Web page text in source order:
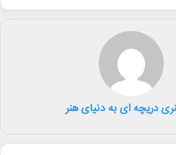
همچنین، نمایش «حرمان» به کارگردانی سیدمحمدصادق سیادت از ۳ تا
شهرزاد به روی صحنه خواهد رفت. این نمایش
جامعه است که می‌تواند داستان هر یک از
محمد کرمی، ملیکا افسری راد و دیگر
مسائل اجتماعی از گذشته تا آینده می‌پردازد.
کپی
دریچه ای به دنیای هنر